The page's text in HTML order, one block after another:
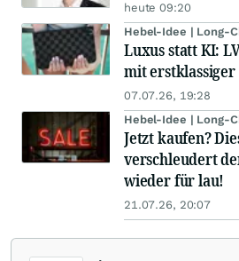
heute 09:20
Hebel-Idee | Long-
Luxus statt KI:
mit erstklassiger
07.07.26, 19:28
Hebel-Idee | Long-
Jetzt kaufen?
verschleudert
wieder für lau!
21.07.26, 20:07